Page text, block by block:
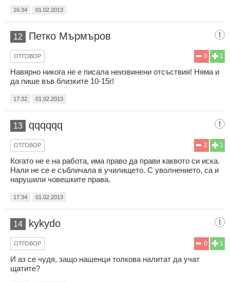
16:34 01.02.2013
12 Петко Мърмъров
1
0
ОТГОВОР
Навярно никога не е писала неизвинени отсъствия! Няма и
да пише във близките 10-15г!
17:32 01.02.2013
13 qqqqqq
1
2
ОТГОВОР
Когато не е на работа, има право да прави каквото си иска.
Нали не се е събличала в училището. С уволнението, са и
нарушили човешките права.
17:34 01.02.2013
14 kykydo
1
0
ОТГОВОР
И аз се чудя, защо нашенци толкова налитат да учат
щатите?